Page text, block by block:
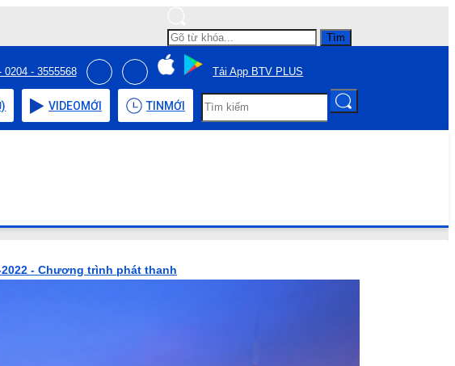
Tìm
0204 - 3555568 Tải App BTV PLUS
VIDEOMỚI TIN MỚI
- Chương trình phát thanh